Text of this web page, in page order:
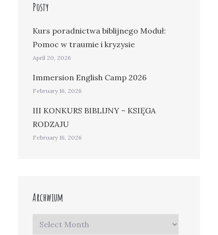
Posty
Kurs poradnictwa biblijnego Moduł:
Pomoc w traumie i kryzysie
April 20, 2026
Immersion English Camp 2026
February 16, 2026
III KONKURS BIBLIJNY – KSIĘGA
RODZAJU
February 16, 2026
Archwium
Archwium